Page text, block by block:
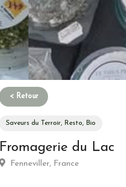
Saveurs du Terroir, Resto, Bio
Fromagerie du Lac
Fenneviller, France